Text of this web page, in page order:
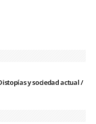
y sociedad actual /